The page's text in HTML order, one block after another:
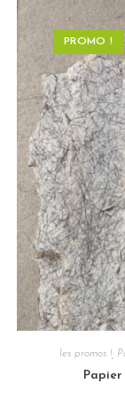
PROMO !
les promos !,
Papier